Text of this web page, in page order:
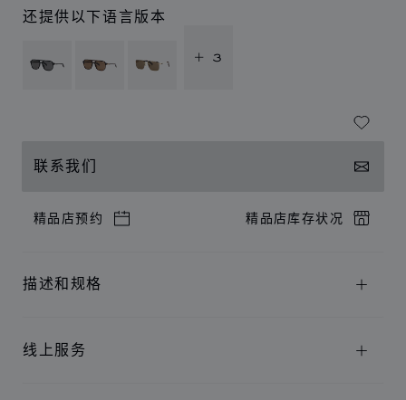
还提供以下语言版本
+ 3
联系我们
精品店预约 精品店库存状况
描述和规格
线上服务